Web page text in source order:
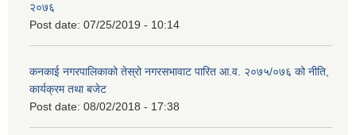
२०७६
Post date: 07/25/2019 - 10:14
कनकाई नगरपालिकाको तेस्रो नगरसभावाट पारित आ.व. २०७५/०७६ को नीति,
कार्यक्रम तथा बजेट
Post date: 08/02/2018 - 17:38